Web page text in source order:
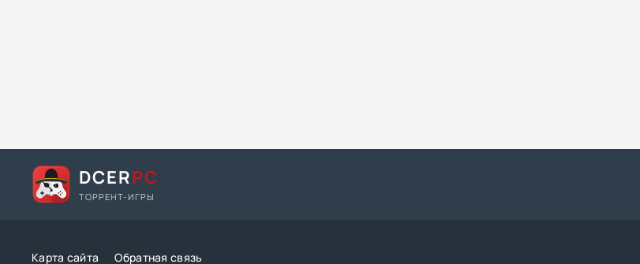
DCERPC
ТОРРЕНТ-ИГРЫ
Карта сайта Обратная связь